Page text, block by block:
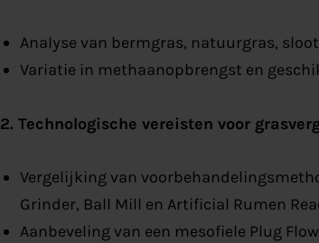
Analyse van bermgras, natuurgras,
Variatie in methaanopbrengst en
2. Technologische vereisten voor
Vergelijking van
Grinder, Ball Mill en Artificial Rumen
Aanbeveling van een mesofiele Plug